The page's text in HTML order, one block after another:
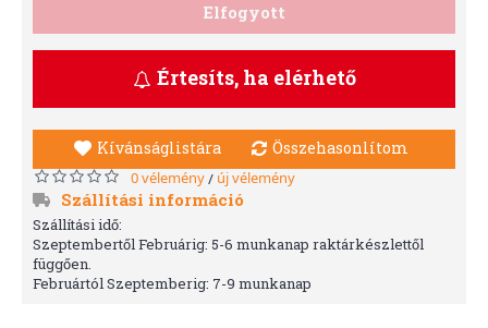
Elfogyott
Értesíts, ha elérhető
Kívánságlistára Összehasonlítom
0 vélemény/ új vélemény
Szállítási információ
Szállítási idő:
Szeptembertől Februárig: 5-6 munkanap raktárkészlettől
függően.
Februártól Szeptemberig: 7-9 munkanap